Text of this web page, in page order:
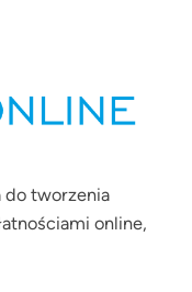
do tworzenia
online,